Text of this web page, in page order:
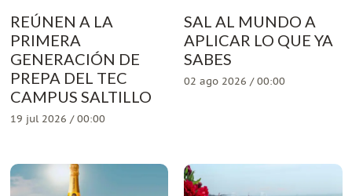
REÚNEN A LA
PRIMERA
GENERACIÓN DE
PREPA DEL TEC
CAMPUS SALTILLO
19 jul 2026 / 00:00
SAL AL MUNDO A
APLICAR LO QUE YA
SABES
02 ago 2026 / 00:00